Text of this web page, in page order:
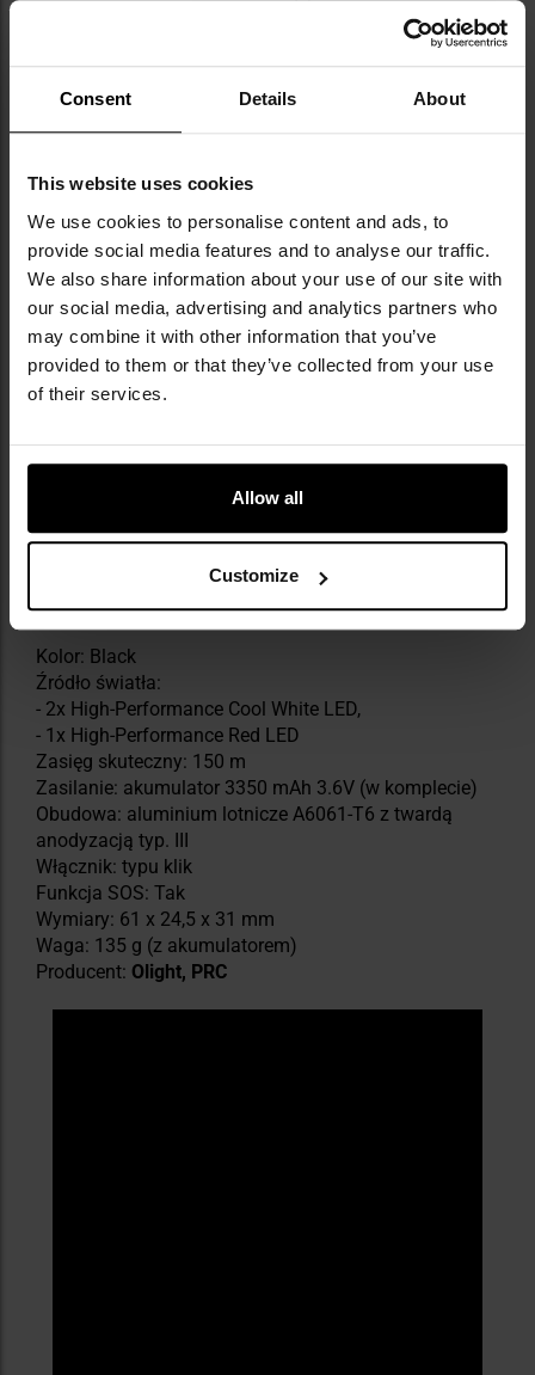
Consent Details About
This website uses cookies
We use cookies to personalise content and ads, to
provide social media features and to analyse our traffic.
We also share information about your use of our site with
our social media, advertising and analytics partners who
may combine it with other information that you’ve
provided to them or that they’ve collected from your use
of their services.
Allow all
Customize
NAJWAŻNIEJSZE CECHY
dioda High-Performance Cool White LED
tylna czerwona dioda LED
2 tryby świecenia, Flood + Spot i Flood
obudowa z aluminium lotniczego A6061-T6
ładowanie za pomocą kabla magnetycznego
bezdotykowe przelączanie pomiędzy trybami pracy
czerwone światło
zailana akumulatorem 3350 mAh
DANE TECHNICZNE
Kolor: Black
Źródło światła:
- 2x High-Performance Cool White LED,
- 1x High-Performance Red LED
Zasięg skuteczny: 150 m
Zasilanie: akumulator 3350 mAh 3.6V (w komplecie)
Obudowa: aluminium lotnicze A6061-T6 z twardą
anodyzacją typ. III
Włącznik: typu klik
Funkcja SOS: Tak
Wymiary: 61 x 24,5 x 31 mm
Waga: 135 g (z akumulatorem)
Producent: Olight, PRC